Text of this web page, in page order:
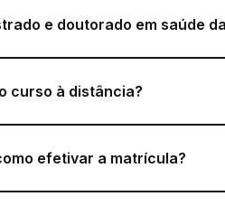
e doutorado em saúde
curso à distância?
efetivar a matrícula?